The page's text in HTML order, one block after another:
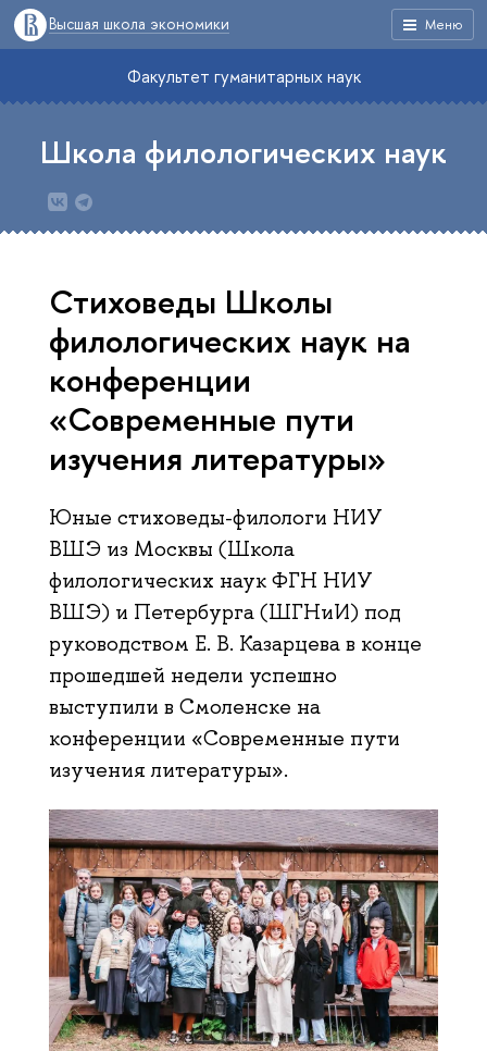
Меню
Высшая школа экономики
Факультет гуманитарных наук
Школа филологических наук
Стиховеды Школы
филологических наук на
конференции
«Современные пути
изучения литературы»
Юные стиховеды-филологи НИУ
ВШЭ из Москвы (Школа
филологических наук ФГН НИУ
ВШЭ) и Петербурга (ШГНиИ) под
руководством Е. В. Казарцева в конце
прошедшей недели успешно
выступили в Смоленске на
конференции «Современные пути
изучения литературы».